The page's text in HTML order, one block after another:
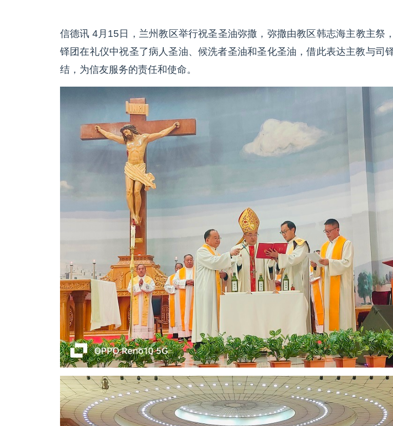
信德讯 4月15日，兰州教区举行祝圣圣油弥撒，弥撒由教区韩志海主教主祭
铎团在礼仪中祝圣了病人圣油、候洗者圣油和圣化圣油，借此表达主教与司
结，为信友服务的责任和使命。